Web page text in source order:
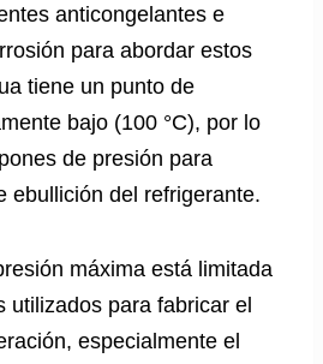
anticongelantes e
para abordar estos
tiene un punto de
bajo (100 °C), por lo
de presión para
ebullición del refrigerante.
máxima está limitada
utilizados para fabricar el
especialmente el